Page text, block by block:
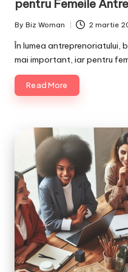
pentru Femeile
Posted
by
By Biz Woman 2 martie
În lumea antreprenoriatului,
mai important, iar pentru
Read More